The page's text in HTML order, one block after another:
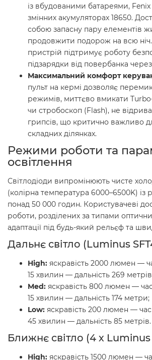
із вбудованими батареями,
змінних акумуляторах 18650.
собою запасну пару елементів
продовжити подорож на всю ніч.
пристрій підтримує роботу
підзарядки від повербанка
Максимальний комфорт
пульт на кермі дозволяє
режимів, миттєво вмикати
чи стробоскоп (Flash), не
грипсів, що критично важливо
складних ділянках.
Режими роботи та
освітлення
Світлодіоди випромінюють чисте
(колірна температура 6000–6500K)
понад 50 000 годин. Користувачеві
роботи, розділених за типами
адаптації під будь-який рельєф та
Дальнє світло (Luminus
High: яскравість 2000 люмен —
15 хвилин — дальність 269
Med: яскравість 800 люмен —
15 хвилин — дальність 174 метри;
Low: яскравість 200 люмен —
45 хвилин — дальність 85 метрів.
Ближнє світло (4 х Luminus
High: яскравість 1500 люмен —